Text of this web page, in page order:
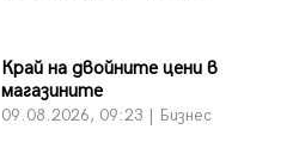
Край на двойните цени в
магазините
09.08.2026, 09:23 | Бизнес